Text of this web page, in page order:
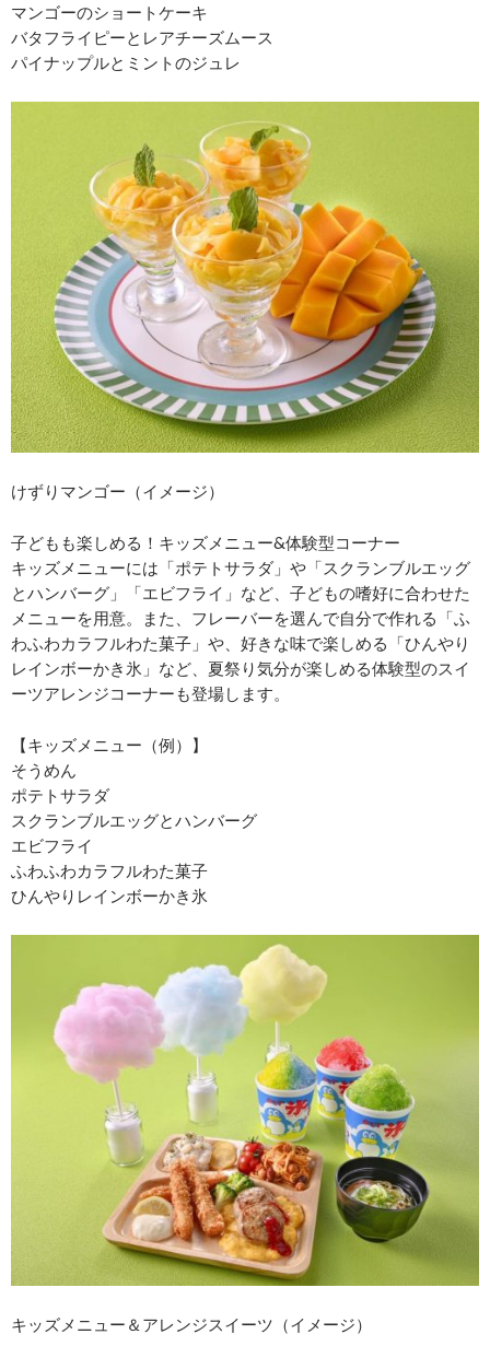
マンゴーのショートケーキ
バタフライピーとレアチーズムース
パイナップルとミントのジュレ
けずりマンゴー（イメージ）
子どもも楽しめる！キッズメニュー&体験型コーナー
キッズメニューには「ポテトサラダ」や「スクランブルエッグ
とハンバーグ」「エビフライ」など、子どもの嗜好に合わせた
メニューを用意。また、フレーバーを選んで自分で作れる「ふ
わふわカラフルわた菓子」や、好きな味で楽しめる「ひんやり
レインボーかき氷」など、夏祭り気分が楽しめる体験型のスイ
ーツアレンジコーナーも登場します。
【キッズメニュー（例）】
そうめん
ポテトサラダ
スクランブルエッグとハンバーグ
エビフライ
ふわふわカラフルわた菓子
ひんやりレインボーかき氷
キッズメニュー＆アレンジスイーツ（イメージ）